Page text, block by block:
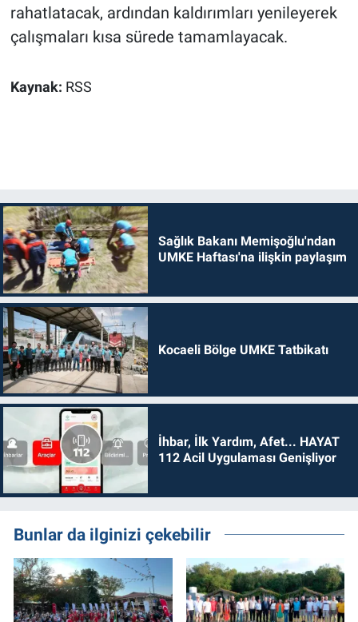
rahatlatacak, ardından kaldırımları yenileyerek
çalışmaları kısa sürede tamamlayacak.
Kaynak: RSS
Sağlık Bakanı Memişoğlu'ndan
UMKE Haftası'na ilişkin paylaşım
Kocaeli Bölge UMKE Tatbikatı
İhbar, İlk Yardım, Afet... HAYAT
112 Acil Uygulaması Genişliyor
Bunlar da ilginizi çekebilir